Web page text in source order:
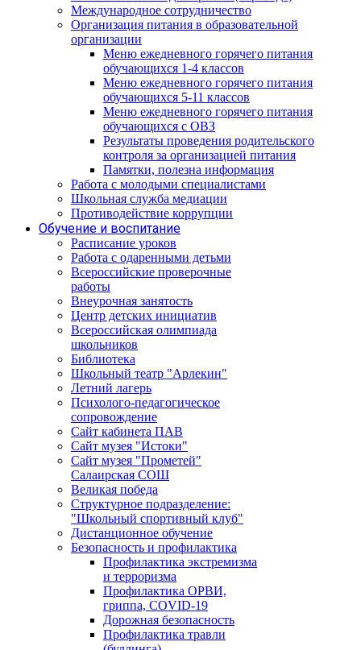
Международное сотрудничество
Организация питания в образовательной
организации
Меню ежедневного горячего питания
обучающихся 1-4 классов
Меню ежедневного горячего питания
обучающихся 5-11 классов
Меню ежедневного горячего питания
обучающихся с ОВЗ
Результаты проведения родительского
контроля за организацией питания
Памятки, полезна информация
Работа с молодыми специалистами
Школьная служба медиации
Противодействие коррупции
Обучение и воспитание
Расписание уроков
Работа с одаренными детьми
Всероссийские проверочные
работы
Внеурочная занятость
Центр детских инициатив
Всероссийская олимпиада
школьников
Библиотека
Школьный театр "Арлекин"
Летний лагерь
Психолого-педагогическое
сопровождение
Сайт кабинета ПАВ
Сайт музея "Истоки"
Сайт музея "Прометей"
Салаирская СОШ
Великая победа
Структурное подразделение:
"Школьный спортивный клуб"
Дистанционное обучение
Безопасность и профилактика
Профилактика экстремизма
и терроризма
Профилактика ОРВИ,
гриппа, COVID-19
Дорожная безопасность
Профилактика травли